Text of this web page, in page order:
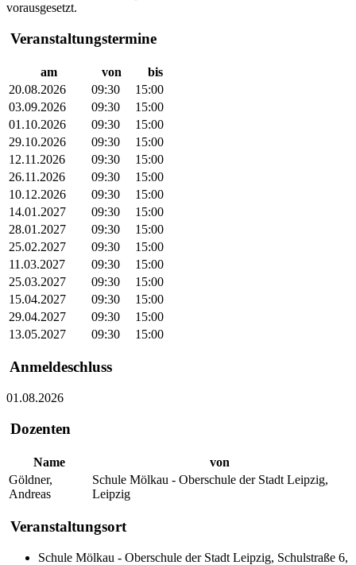
vorausgesetzt.
Veranstaltungstermine
am von
bis
20.08.2026
09:30
15:00
03.09.2026
09:30
15:00
01.10.2026
09:30
15:00
29.10.2026
09:30
15:00
12.11.2026
09:30
15:00
26.11.2026
09:30
15:00
10.12.2026
09:30
15:00
14.01.2027
09:30
15:00
28.01.2027
09:30
15:00
25.02.2027
09:30
15:00
11.03.2027
09:30
15:00
25.03.2027
09:30
15:00
15.04.2027
09:30
15:00
29.04.2027
09:30
15:00
13.05.2027
09:30 15:00
Anmeldeschluss
01.08.2026
Dozenten
Name
von
Göldner,
Andreas
Schule Mölkau - Oberschule der Stadt Leipzig,
Leipzig
Veranstaltungsort
Schule Mölkau - Oberschule der Stadt Leipzig, Schulstraße 6,